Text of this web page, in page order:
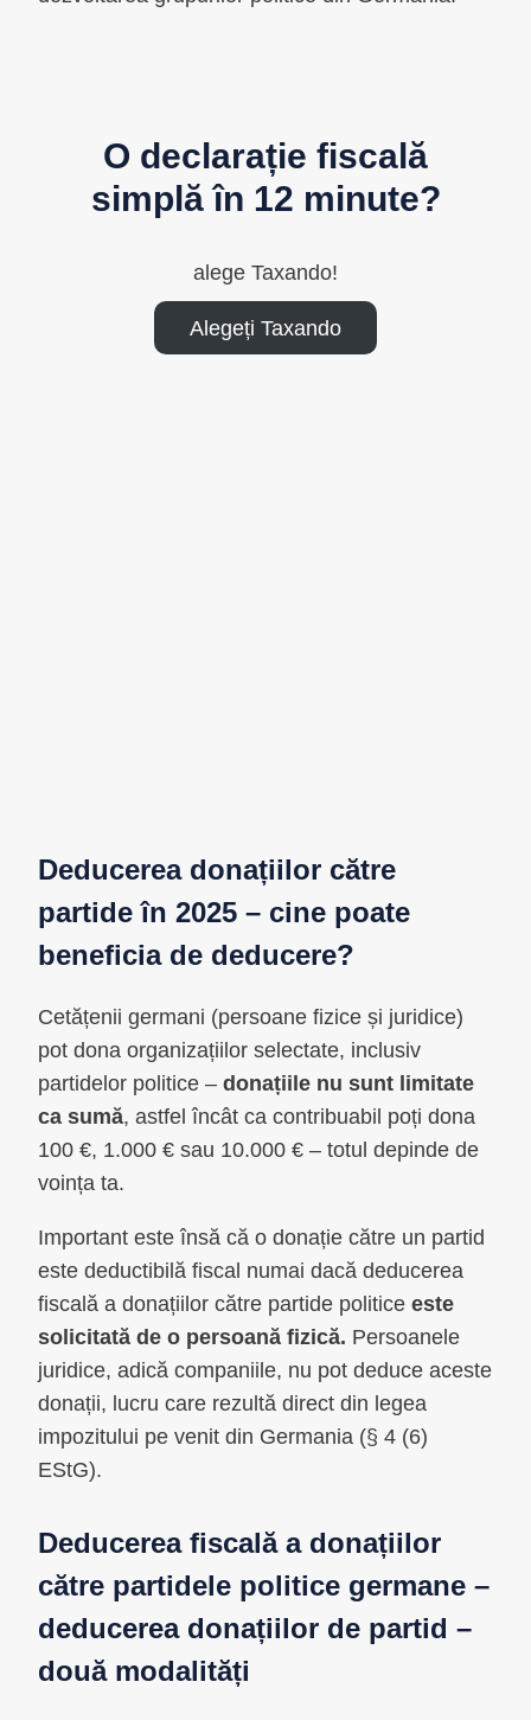
O declarație fiscală
simplă în 12 minute?
alege Taxando!
Alegeți Taxando
Deducerea donațiilor către
partide în 2025 – cine poate
beneficia de deducere?
Cetățenii germani (persoane fizice și juridice)
pot dona organizațiilor selectate, inclusiv
partidelor politice – donațiile nu sunt limitate
ca sumă, astfel încât ca contribuabil poți dona
100 €, 1.000 € sau 10.000 € – totul depinde de
voința ta.
Important este însă că o donație către un partid
este deductibilă fiscal numai dacă deducerea
fiscală a donațiilor către partide politice este
solicitată de o persoană fizică. Persoanele
juridice, adică companiile, nu pot deduce aceste
donații, lucru care rezultă direct din legea
impozitului pe venit din Germania (§ 4 (6)
EStG).
Deducerea fiscală a donațiilor
către partidele politice germane –
deducerea donațiilor de partid –
două modalități